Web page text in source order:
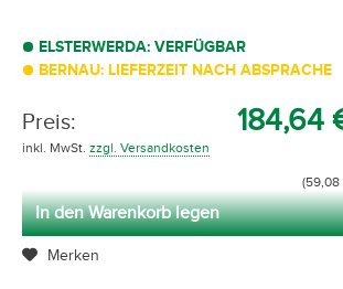
ELSTERWERDA: VERFÜGBAR
BERNAU: LIEFERZEIT NACH ABSPRACHE
Preis: 184,64
inkl. MwSt. zzgl. Versandkosten
(59,08
In den Warenkorb legen
Merken